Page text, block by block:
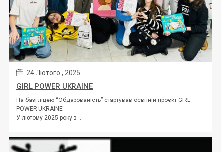
24 Лютого , 2025
GIRL POWER UKRAINE
На базі ліцею “Обдарованість” стартував освітній проєкт GIRL
POWER UKRAINE
У лютому 2025 року в ...